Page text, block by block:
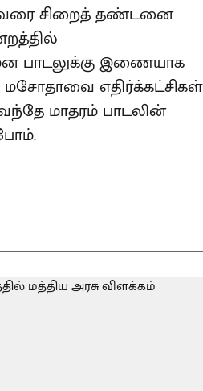
வரை சிறைத் தண்டனை
பாடலுக்கு இணையாக
மசோதாவை எதிர்க்கட்சிகள்
மாதரம் பாடலின்